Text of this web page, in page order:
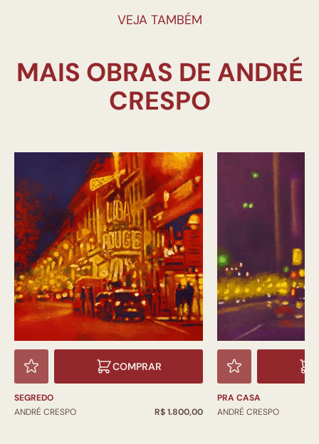
VEJA TAMBÉM
MAIS OBRAS DE ANDRÉ
COMPRAR
SEGREDO
ANDRÉ CRESPO
R$ 1.800,00
PRA CASA
ANDRÉ CRESPO